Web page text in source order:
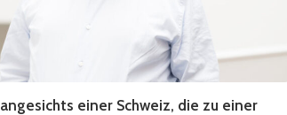
einer Schweiz, die zu einer